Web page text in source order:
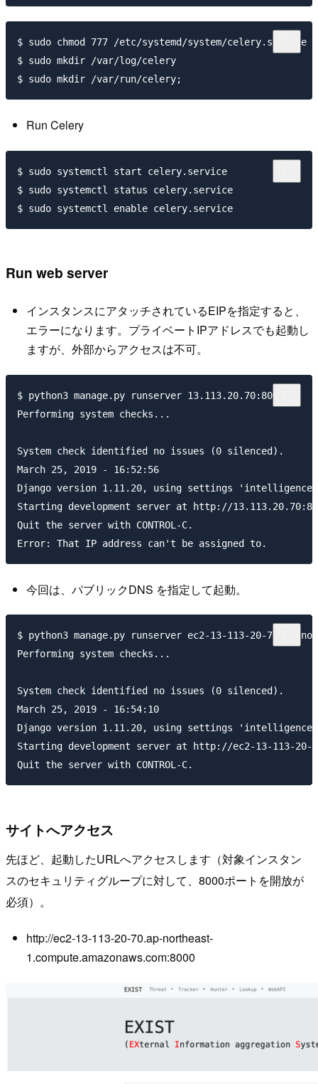
$ sudo chmod 777 /etc/systemd/system/celery.service
$ sudo mkdir /var/log/celery
Run Celery
$ sudo systemctl start celery.service
$ sudo systemctl status celery.service
Run web server
インスタンスにアタッチされているEIPを指定すると、
エラーになります。プライベートIPアドレスでも起動し
ますが、外部からアクセスは不可。
$ python3 manage.py runserver 13.113.20.70:8000
Performing system checks...
System check identified no issues (0 silenced).
March 25, 2019 - 16:52:56
Django version 1.11.20, using settings
Starting development server at http://
Quit the server with CONTROL-C.
今回は、パブリックDNS を指定して起動。
$ python3 manage.py runserver ec2-13-113-20-70.ap-
Performing system checks...
System check identified no issues (0 silenced).
March 25, 2019 - 16:54:10
Django version 1.11.20, using settings
Starting development server at http://ec2-13-113-20-
サイトへアクセス
先ほど、起動したURLへアクセスします（対象インスタン
スのセキュリティグループに対して、8000ポートを開放が
必須）。
http://ec2-13-113-20-70.ap-northeast-
1.compute.amazonaws.com:8000